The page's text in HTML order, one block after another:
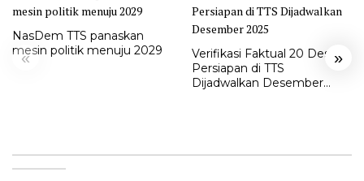
« »
NasDem TTS panaskan
mesin politik menuju 2029
Verifikasi Faktual 20 Desa
Persiapan di TTS
Dijadwalkan Desember